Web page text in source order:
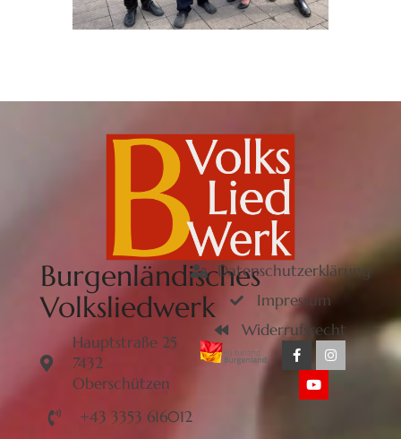
Burgenländisches
Volksliedwerk
Hauptstraße 25
7432
Oberschützen
+43 3353 616012
Datenschutzerklärung
Impressum
Widerrufsrecht